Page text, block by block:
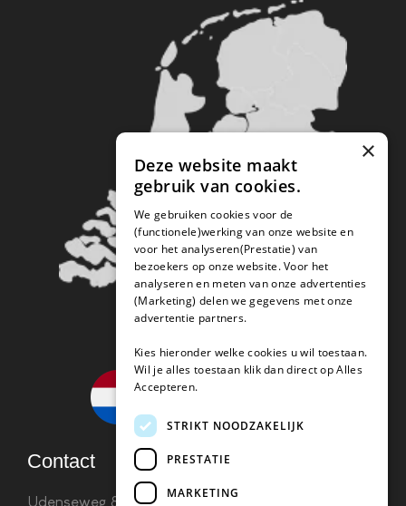
Contact
Udenseweg 8B 5405 PA Udeninfo(@)koffie-
×
Deze website maakt
gebruik van cookies.
We gebruiken cookies voor de
(functionele)werking van onze website en
voor het analyseren(Prestatie) van
bezoekers op onze website. Voor het
analyseren en meten van onze advertenties
(Marketing) delen we gegevens met onze
advertentie partners.
Kies hieronder welke cookies u wil toestaan.
Wil je alles toestaan klik dan direct op Alles
Accepteren.
STRIKT NOODZAKELIJK
PRESTATIE
MARKETING